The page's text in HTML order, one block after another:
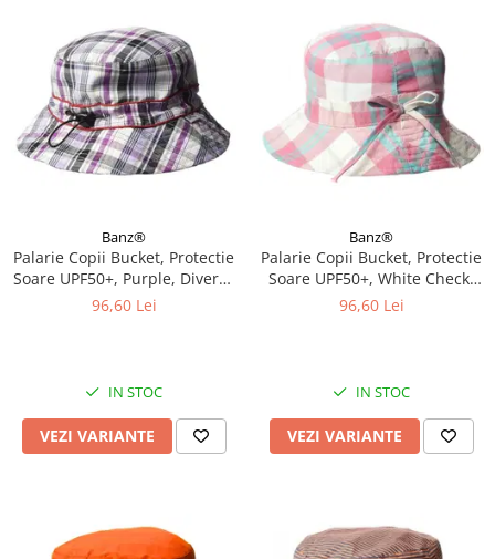
Banz®
Palarie Copii Bucket, Protectie
Soare UPF50+, Purple, Diverse
marimi
96,60 Lei
IN STOC
VEZI VARIANTE
Banz®
Palarie Copii Bucket, Protectie
Soare UPF50+, White Check,
Diverse marimi
96,60 Lei
IN STOC
VEZI VARIANTE